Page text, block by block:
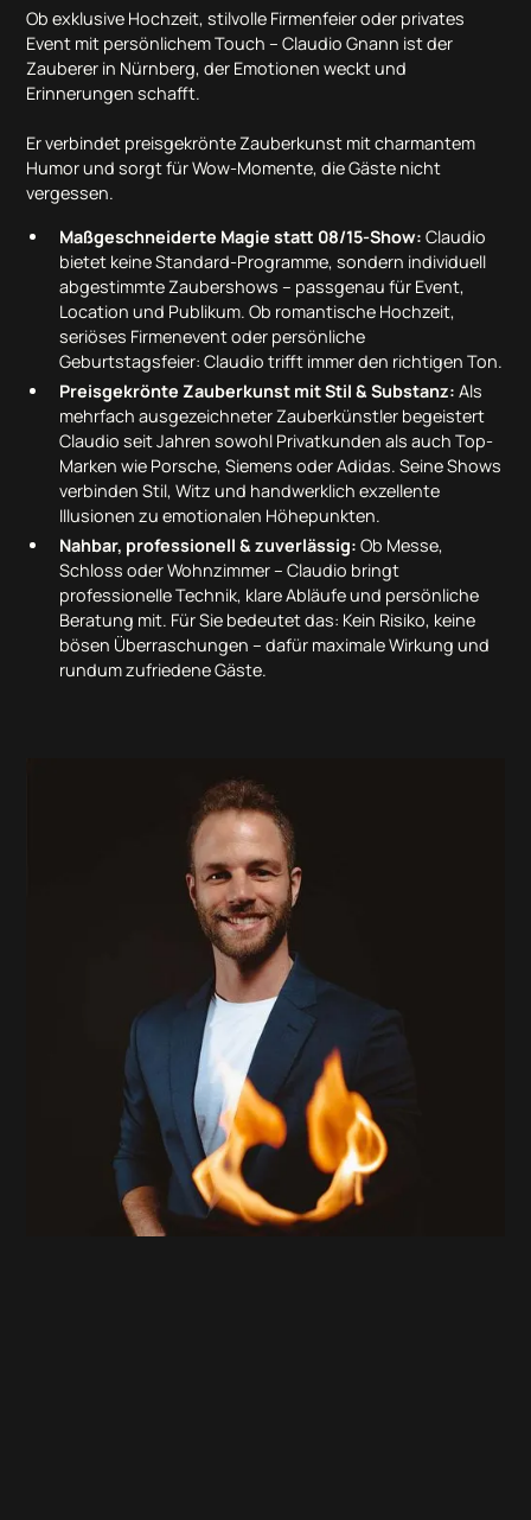
Ob exklusive Hochzeit, stilvolle Firmenfeier oder privates
Event mit persönlichem Touch – Claudio Gnann ist der
Zauberer in Nürnberg, der Emotionen weckt und
Erinnerungen schafft.
Er verbindet preisgekrönte Zauberkunst mit charmantem
Humor und sorgt für Wow-Momente, die Gäste nicht
vergessen.
Maßgeschneiderte Magie statt 08/15-Show:Claudio
bietet keine Standard-Programme, sondern individuell
abgestimmte Zaubershows – passgenau für Event,
Location und Publikum. Ob romantische Hochzeit,
seriöses Firmenevent oder persönliche
Geburtstagsfeier: Claudio trifft immer den richtigen Ton.
Preisgekrönte Zauberkunst mit Stil & Substanz:Als
mehrfach ausgezeichneter Zauberkünstler begeistert
Claudio seit Jahren sowohl Privatkunden als auch Top-
Marken wie Porsche, Siemens oder Adidas. Seine Shows
verbinden Stil, Witz und handwerklich exzellente
Illusionen zu emotionalen Höhepunkten.
Nahbar, professionell & zuverlässig:Ob Messe,
Schloss oder Wohnzimmer – Claudio bringt
professionelle Technik, klare Abläufe und persönliche
Beratung mit. Für Sie bedeutet das: Kein Risiko, keine
bösen Überraschungen – dafür maximale Wirkung und
rundum zufriedene Gäste.